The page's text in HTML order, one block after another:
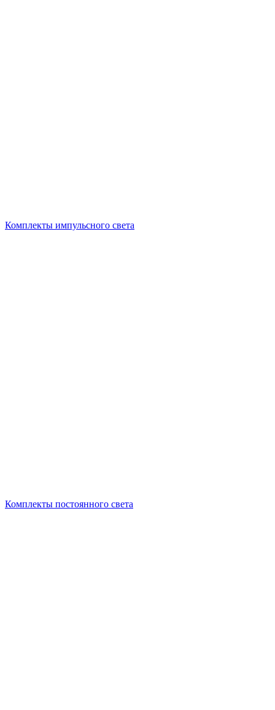
Комплекты импульсного света
Комплекты постоянного света